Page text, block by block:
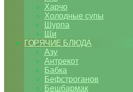
Харчо
Холодные супы
Шурпа
Щи
ГОРЯЧИЕ БЛЮДА
Азу
Антрекот
Бабка
Бефстроганов
Бешбармак